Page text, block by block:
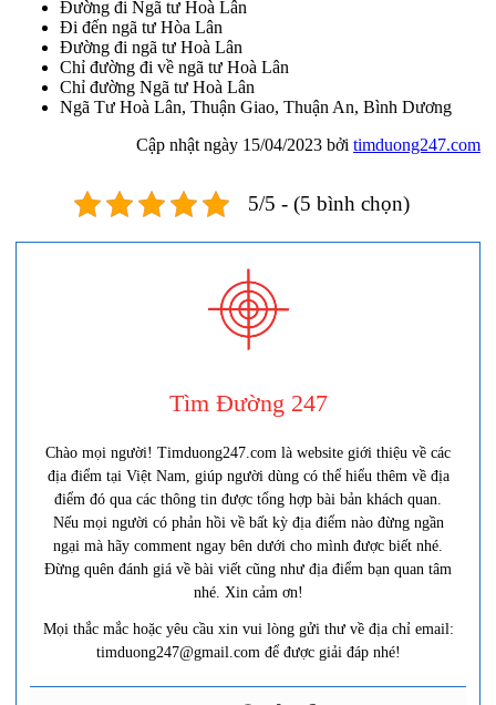
Đường đi Ngã tư Hoà Lân
Đi đến ngã tư Hòa Lân
Đường đi ngã tư Hoà Lân
Chỉ đường đi về ngã tư Hoà Lân
Chỉ đường Ngã tư Hoà Lân
Ngã Tư Hoà Lân, Thuận Giao, Thuận An, Bình Dương
Cập nhật ngày 15/04/2023 bởi timduong247.com
5/5 - (5 bình chọn)
Tìm Đường 247
Chào mọi người! Timduong247.com là website giới thiệu về các
địa điểm tại Việt Nam, giúp người dùng có thể hiểu thêm về địa
điểm đó qua các thông tin được tổng hợp bài bản khách quan.
Nếu mọi người có phản hồi về bất kỳ địa điểm nào đừng ngần
ngại mà hãy comment ngay bên dưới cho mình được biết nhé.
Đừng quên đánh giá về bài viết cũng như địa điểm bạn quan tâm
nhé. Xin cảm ơn!
Mọi thắc mắc hoặc yêu cầu xin vui lòng gửi thư về địa chỉ email:
timduong247@gmail.com để được giải đáp nhé!